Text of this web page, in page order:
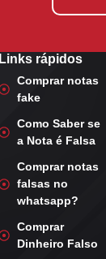
Links rápidos
Comprar notas
fake
Como Saber se
a Nota é Falsa
Comprar notas
falsas no
whatsapp?
Comprar
Dinheiro Falso